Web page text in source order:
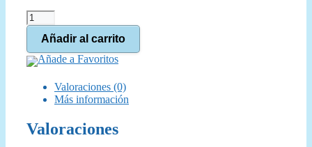
Magic
The
Gathering:
Asesinatos
en
Mansión
Karlov
de
Añadir al carrito
Añade a Favoritos
Valoraciones (0)
Más información
Valoraciones